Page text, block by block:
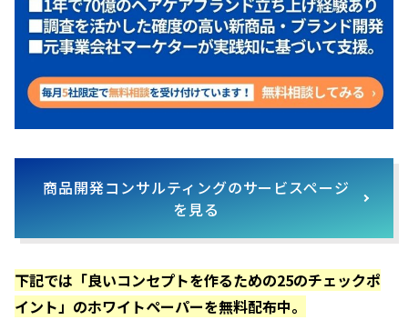
商品開発コンサルティングのサービスページ
を見る
下記では「良いコンセプトを作るための25のチェックポ
イント」のホワイトペーパーを無料配布中。